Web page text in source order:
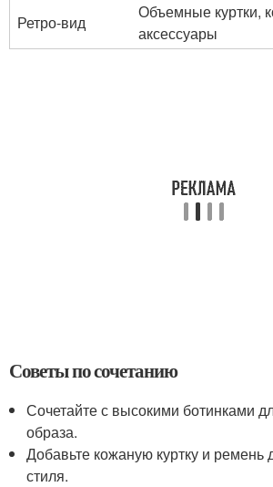
Ретро-вид
Объемные куртки,
аксессуары
Советы по сочетанию
Сочетайте с высокими ботинками
образа.
Добавьте кожаную куртку и ремень
стиля.